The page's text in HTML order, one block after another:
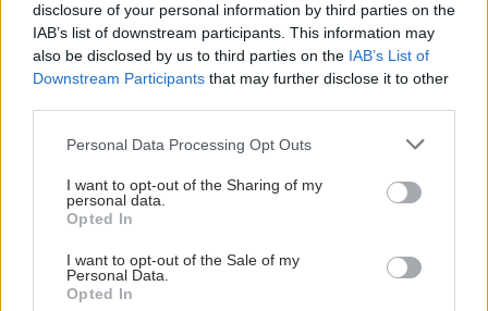
disclosure of your personal information by third parties on the
IAB’s list of downstream participants. This information may
also be disclosed by us to third parties on the IAB’s List of
Downstream Participants that may further disclose it to other
Please note that this website/app uses one or more Google
not limited to your visit or usage behaviour. You may click to
grant or deny consent to Google and its third-party tags to
use your data for below specified purposes in below Google
consent section.
Personal Data Processing Opt Outs
I want to opt-out of the Sharing of my
personal data.
Opted In
I want to opt-out of the Sale of my
Personal Data.
Opted In
ΜΠΕΙΤΕ ΣΤΗ ΣΥΖΗΤΗΣΗ
Loading...